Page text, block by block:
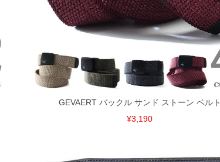
GEVAERT バックル サンド ストーン ベルト
¥3,190